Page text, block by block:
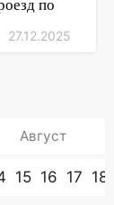
по
27.12.2025
Август
15 16 17 18